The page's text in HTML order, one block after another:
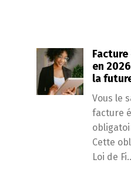
en
la
Vous le
facture
Cette
Loi de